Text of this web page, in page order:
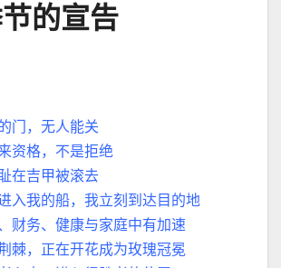
的宣告
门，无人能关
资格，不是拒绝
在吉甲被滚去
入我的船，我立刻到达目的地
财务、健康与家庭中有加速
棘，正在开花成为玫瑰冠冕